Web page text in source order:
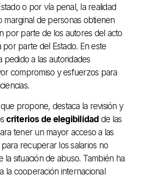
o por vía penal, la realidad
marginal de personas obtienen
por parte de los autores del acto
por parte del Estado. En este
pedido a las autoridades
compromiso y esfuerzos para
propone, destaca la revisión y
criterios de elegibilidad de las
tener un mayor acceso a las
recuperar los salarios no
la situación de abuso. También ha
la cooperación internacional